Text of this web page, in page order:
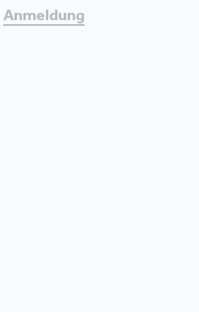
Anmeldung